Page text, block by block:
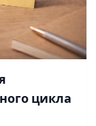
цикла